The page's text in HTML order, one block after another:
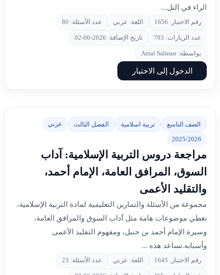
الراء في التل...
رقم الاختبار: 1656 اللغة: عربي عدد الأسئلة: 80
عدد الزيارات: 793 تاريخ الإضافة: 2026-06-02
بواسطة: Amal Salman
الدخول إلى الاختبار
الصف التاسع تربية اسلامية الفصل الثالث عربي
2025/2026
مراجعة دروس التربية الإسلامية: آداب
السوق، المرافق العامة، الإمام أحمد،
والتقليد الأعمى
مجموعة من الأسئلة والتمارين التعليمية لمادة التربية الإسلامية،
تغطي موضوعات هامة مثل آداب السوق والمرافق العامة،
وسيرة الإمام أحمد بن حنبل، ومفهوم التقليد الأعمى
وأسبابه.تساعد هذه ...
رقم الاختبار: 1645 اللغة: عربي عدد الأسئلة: 23